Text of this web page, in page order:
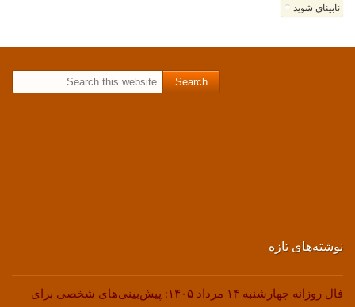
نابینای شوید
نوشته‌های تازه
فال روزانه چهارشنبه ۱۴ مرداد ۱۴۰۵: پیش‌بینی‌های شخصی برای